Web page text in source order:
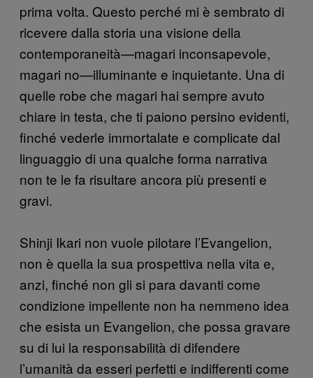
prima volta. Questo perché mi è sembrato di
ricevere dalla storia una visione della
contemporaneità—magari inconsapevole,
magari no—illuminante e inquietante. Una di
quelle robe che magari hai sempre avuto
chiare in testa, che ti paiono persino evidenti,
finché vederle immortalate e complicate dal
linguaggio di una qualche forma narrativa
non te le fa risultare ancora più presenti e
gravi.
Shinji Ikari non vuole pilotare l’Evangelion,
non è quella la sua prospettiva nella vita e,
anzi, finché non gli si para davanti come
condizione impellente non ha nemmeno idea
che esista un Evangelion, che possa gravare
su di lui la responsabilità di difendere
l’umanità da esseri perfetti e indifferenti come